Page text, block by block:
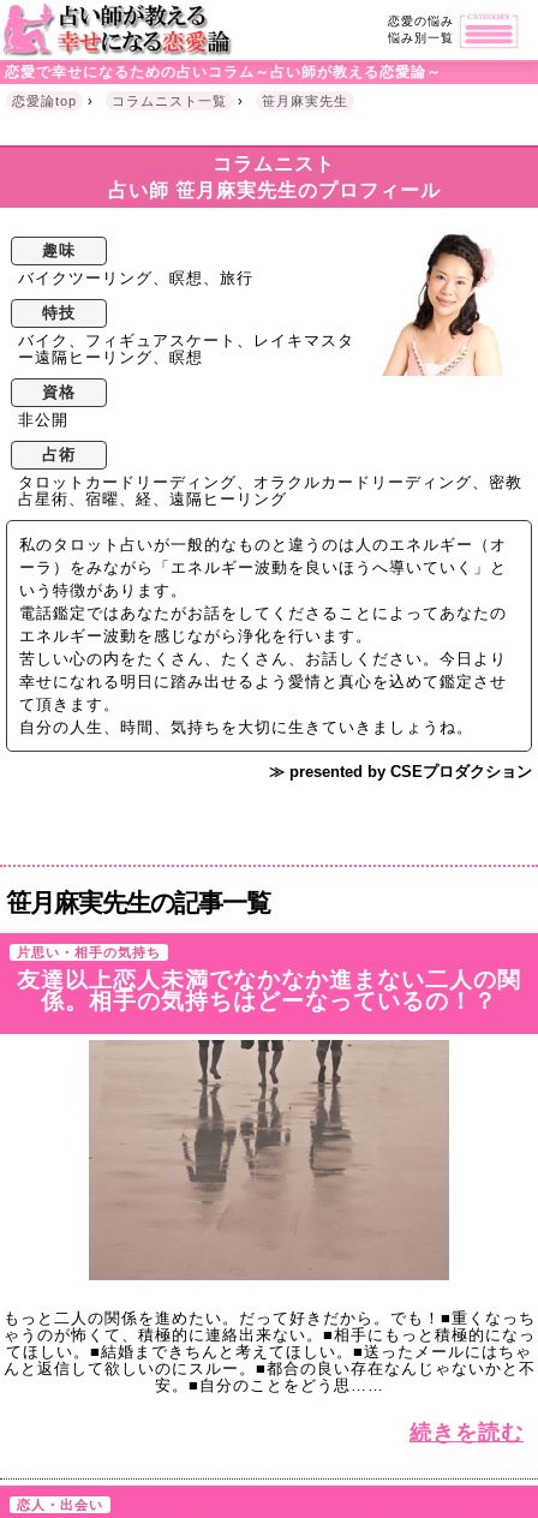
恋愛の悩み
悩み別一覧
恋愛で幸せになるための占いコラム～占い師が教える恋愛論～
恋愛論top › コラムニスト一覧 › 笹月麻実先生
コラムニスト
占い師 笹月麻実先生のプロフィール
趣味
バイクツーリング、瞑想、旅行
特技
バイク、フィギュアスケート、レイキマスタ
ー遠隔ヒーリング、瞑想
資格
非公開
占術
タロットカードリーディング、オラクルカードリーディング、密教
占星術、宿曜、経、遠隔ヒーリング
私のタロット占いが一般的なものと違うのは人のエネルギー（オ
ーラ）をみながら「エネルギー波動を良いほうへ導いていく」と
いう特徴があります。
電話鑑定ではあなたがお話をしてくださることによってあなたの
エネルギー波動を感じながら浄化を行います。
苦しい心の内をたくさん、たくさん、お話しください。今日より
幸せになれる明日に踏み出せるよう愛情と真心を込めて鑑定させ
て頂きます。
自分の人生、時間、気持ちを大切に生きていきましょうね。
≫ presented by CSEプロダクション
笹月麻実先生の記事一覧
片思い・相手の気持ち
友達以上恋人未満でなかなか進まない二人の関
係。相手の気持ちはどーなっているの！？
もっと二人の関係を進めたい。だって好きだから。でも！■重くなっち
ゃうのが怖くて、積極的に連絡出来ない。■相手にもっと積極的になっ
てほしい。■結婚まできちんと考えてほしい。■送ったメールにはちゃ
んと返信して欲しいのにスルー。■都合の良い存在なんじゃないかと不
安。■自分のことをどう思……
続きを読む
恋人・出会い